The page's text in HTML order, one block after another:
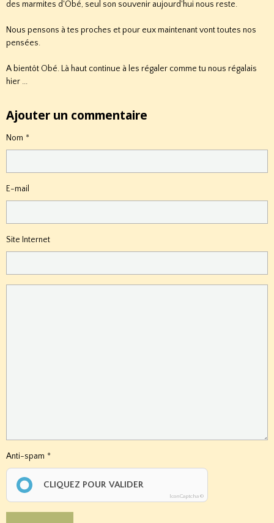
des marmites d'Obé, seul son souvenir aujourd'hui nous reste.
Nous pensons à tes proches et pour eux maintenant vont toutes nos
pensées.
A bientôt Obé. Là haut continue à les régaler comme tu nous régalais
hier ...
Ajouter un commentaire
Nom
E-mail
Site Internet
Anti-spam
CLIQUEZ POUR VALIDER
IconCaptcha ©